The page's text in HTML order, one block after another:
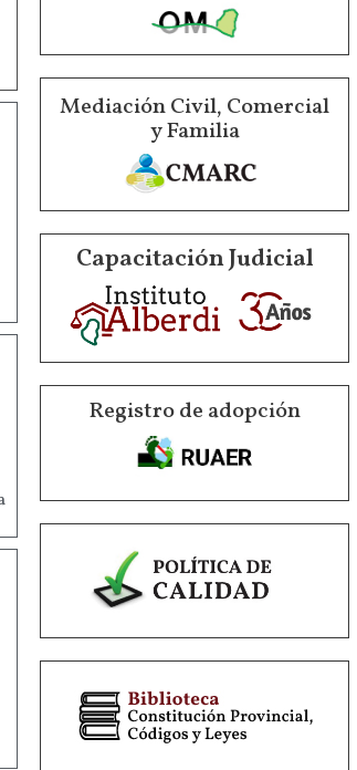
Mediación Civil, Comercial
y Familia
Capacitación Judicial
Registro de adopción